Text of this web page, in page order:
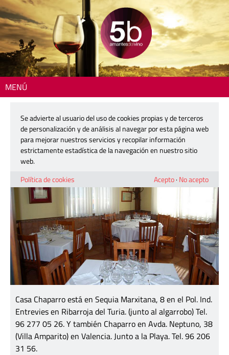
MENÚ
Casa Chaparro
Casa Chaparro está en Sequia Marxitana, 8 en el Pol. Ind.
Entrevies en Ribarroja del Turia. (junto al algarrobo) Tel.
96 277 05 26. Y también Chaparro en Avda. Neptuno, 38
(Villa Amparito) en Valencia. Junto a la Playa. Tel. 96 206
31 56.
Se advierte al usuario del uso de cookies propias y de terceros
de personalización y de análisis al navegar por esta página web
para mejorar nuestros servicios y recopilar información
estrictamente estadística de la navegación en nuestro sitio
web.
Política de cookies
Acepto· No acepto